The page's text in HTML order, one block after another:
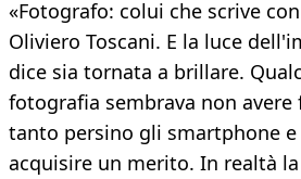
«Fotografo: colui che scrive
Oliviero Toscani. E la luce
dice sia tornata a brillare.
fotografia sembrava non
tanto persino gli smartphone
acquisire un merito. In realtà